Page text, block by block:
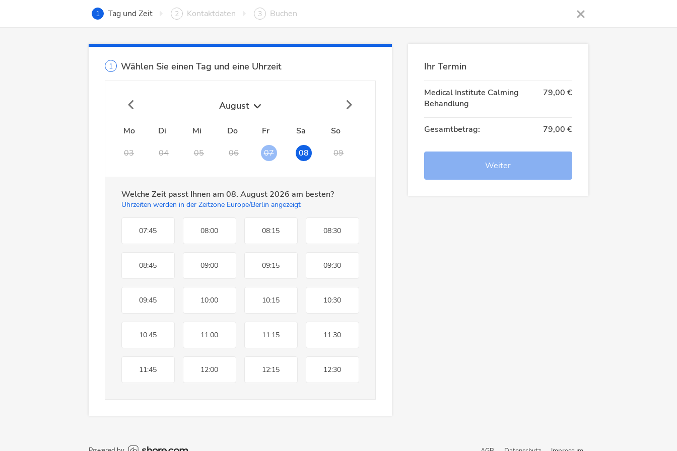
1 Tag und Zeit 2 Kontaktdaten 3 Buchen
1 Wählen Sie einen Tag und eine Uhrzeit
August
Mo Di Mi Do Fr Sa
So
03
04 05 06 07 08 09
Welche Zeit passt Ihnen am 08. August 2026 am besten?
Uhrzeiten werden in der Zeitzone Europe/Berlin angezeigt
07:45 08:00 08:15 08:30
08:45 09:00 09:15 09:30
09:45 10:00 10:15 10:30
10:45 11:00 11:15 11:30
11:45 12:00 12:15 12:30
Ihr Termin
Medical Institute Calming
Behandlung
79,00 €
Gesamtbetrag: 79,00 €
Weiter